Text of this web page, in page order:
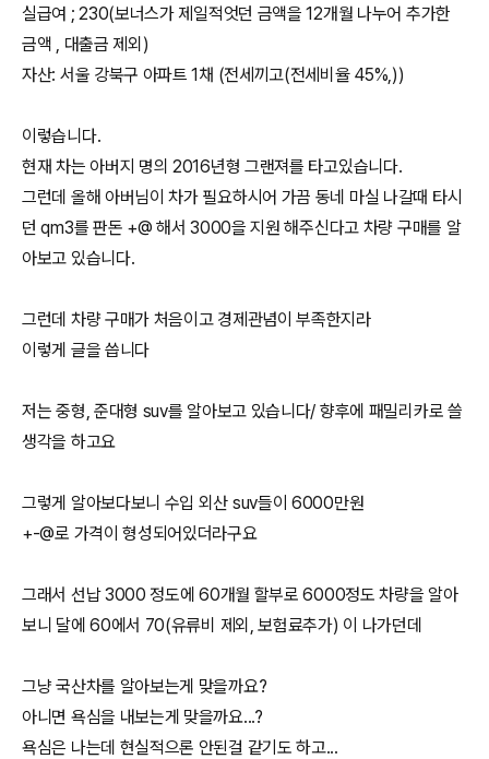
실급여 ; 230(보너스가 제일적엇던 금액을 12개월 나누어 추가한
금액 , 대출금 제외)
자산: 서울 강북구 아파트 1채 (전세끼고(전세비율 45%,))
이렇습니다.
현재 차는 아버지 명의 2016년형 그랜져를 타고있습니다.
그런데 올해 아버님이 차가 필요하시어 가끔 동네 마실 나갈때 타시
던 qm3를 판돈 +@ 해서 3000을 지원 해주신다고 차량 구매를 알
아보고 있습니다.
그런데 차량 구매가 처음이고 경제관념이 부족한지라
이렇게 글을 씁니다
저는 중형, 준대형 suv를 알아보고 있습니다/ 향후에 패밀리카로 쓸
생각을 하고요
그렇게 알아보다보니 수입 외산 suv들이 6000만원
+-@로 가격이 형성되어있더라구요
그래서 선납 3000 정도에 60개월 할부로 6000정도 차량을 알아
보니 달에 60에서 70(유류비 제외, 보험료추가) 이 나가던데
그냥 국산차를 알아보는게 맞을까요?
아니면 욕심을 내보는게 맞을까요...?
욕심은 나는데 현실적으론 안된걸 같기도 하고...